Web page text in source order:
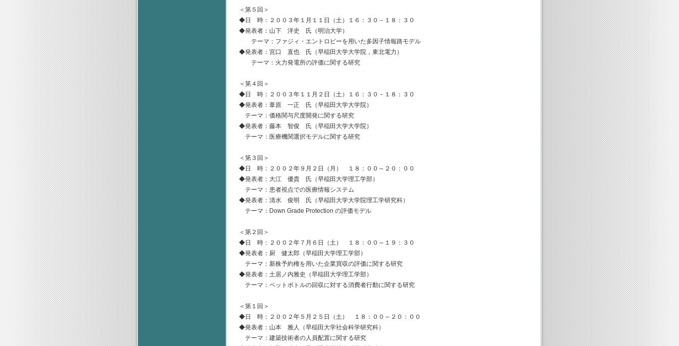
＜第５回＞
◆日 時：２００３年１月１１日（土）１６：３０－１８：３０
◆発表者：山下 洋史 氏（明治大学）
テーマ：ファジィ・エントロピーを用いた多因子情報路モデル
◆発表者：宮口 直也 氏（早稲田大学大学院，東北電力）
テーマ：火力発電所の評価に関する研究
＜第４回＞
◆日 時：２００３年１１月２日（土）１６：３０－１８：３０
◆発表者：葦原 一正 氏（早稲田大学大学院）
テーマ：価格関与尺度開発に関する研究
◆発表者：藤本 智俊 氏（早稲田大学大学院）
テーマ：医療機関選択モデルに関する研究
＜第３回＞
◆日 時：２００２年９月２日（月） １８：００～２０：００
◆発表者：大江 優貴 氏（早稲田大学理工学部）
テーマ：患者視点での医療情報システム
◆発表者：清水 俊明 氏（早稲田大学大学院理工学研究科）
テーマ：Down Grade Protection の評価モデル
＜第２回＞
◆日 時：２００２年７月６日（土） １８：００～１９：３０
◆発表者：厨 健太郎（早稲田大学理工学部）
テーマ：新株予約権を用いた企業買収の評価に関する研究
◆発表者：土居ノ内雅史（早稲田大学理工学部）
テーマ：ペットボトルの回収に対する消費者行動に関する研究
＜第１回＞
◆日 時：２００２年５月２５日（土） １８：００～２０：００
◆発表者：山本 雅人（早稲田大学社会科学研究科）
テーマ：建築技術者の人員配置に関する研究